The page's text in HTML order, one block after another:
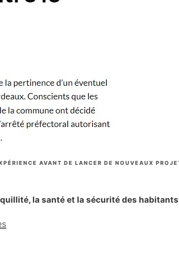
AVANT DE LANCER DE NOUVEAUX
la santé et la sécurité des